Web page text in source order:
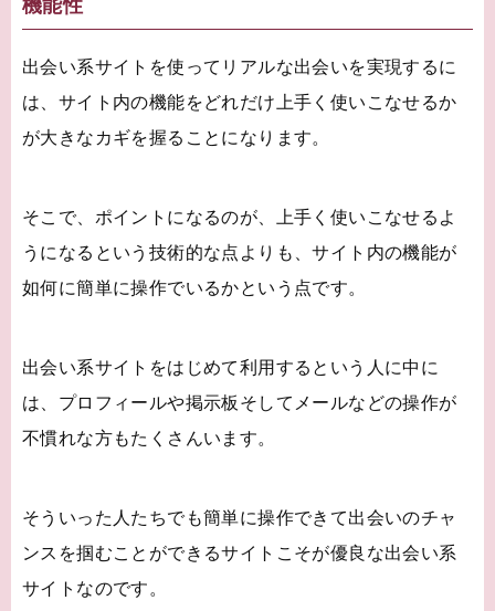
機能性
出会い系サイトを使ってリアルな出会いを実現するに
は、サイト内の機能をどれだけ上手く使いこなせるか
が大きなカギを握ることになります。
そこで、ポイントになるのが、上手く使いこなせるよ
うになるという技術的な点よりも、サイト内の機能が
如何に簡単に操作でいるかという点です。
出会い系サイトをはじめて利用するという人に中に
は、プロフィールや掲示板そしてメールなどの操作が
不慣れな方もたくさんいます。
そういった人たちでも簡単に操作できて出会いのチャ
ンスを掴むことができるサイトこそが優良な出会い系
サイトなのです。